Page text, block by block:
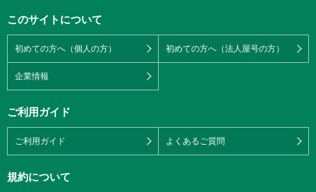
このサイトについて
初めての方へ（個人の方） 初めての方へ（法人屋号の方）
企業情報
ご利用ガイド
ご利用ガイド よくあるご質問
規約について